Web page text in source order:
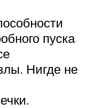
пуска
Нигде не